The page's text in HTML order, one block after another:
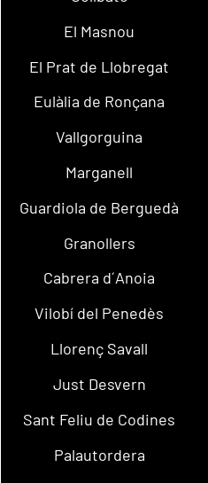
El Masnou
El Prat de Llobregat
Eulàlia de Ronçana
Vallgorguina
Marganell
Guardiola de Berguedà
Granollers
Cabrera d´Anoia
Vilobí del Penedès
Llorenç Savall
Just Desvern
Sant Feliu de Codines
Palautordera